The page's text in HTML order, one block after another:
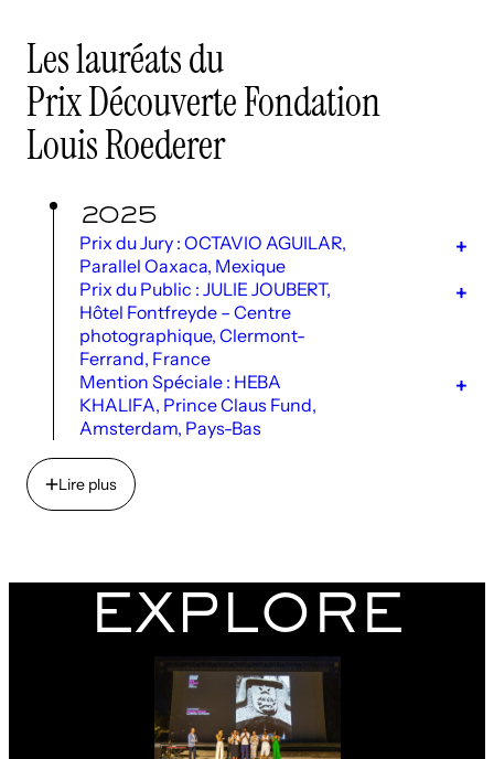
2025
Prix du Jury : OCTAVIO AGUILAR,
Parallel Oaxaca, Mexique
Prix du Public : JULIE JOUBERT,
Hôtel Fontfreyde – Centre
photographique, Clermont-
Ferrand, France
Mention Spéciale : HEBA
KHALIFA, Prince Claus Fund,
Amsterdam, Pays-Bas
Lire plus
Les lauréats du
Prix Découverte Fondation
Louis Roederer
EXPLORE